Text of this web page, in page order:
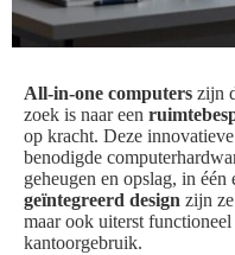
All-in-one computers zijn
zoek is naar een
op kracht. Deze
benodigde
geheugen en opslag, in
geïntegreerd design zijn
maar ook uiterst
kantoorgebruik.